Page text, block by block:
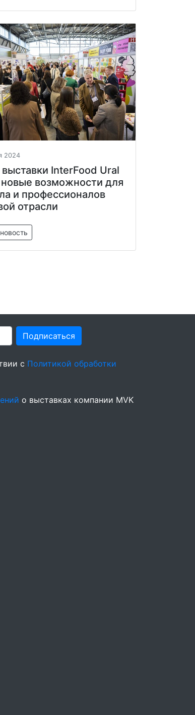
2024
выставки InterFood Ural
возможности для
и профессионалов
отрасли
Подписаться
с Политикой обработки
о выставках компании MVK